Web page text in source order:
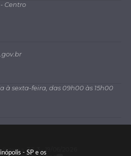
- SP e os
Centro
à sexta-feira, das 09h00 às 15h00
Sistema: 3.5.3 - 19/06/2026